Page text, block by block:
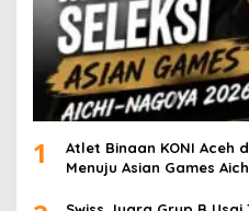
1
Atlet Binaan KONI Aceh
Menuju Asian Games